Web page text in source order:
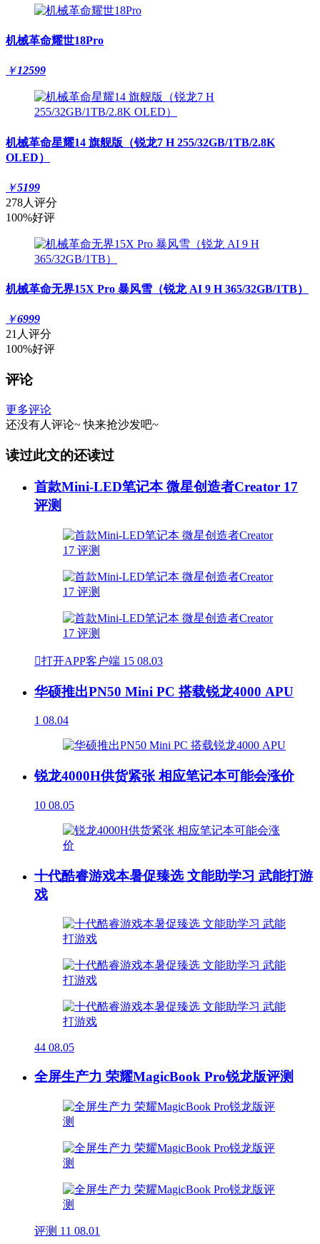
机械革命耀世18Pro
￥12599
机械革命星耀14 旗舰版（锐龙7 H 255/32GB/1TB/2.8K
OLED）
￥5199
278人评分
100%好评
机械革命无界15X Pro 暴风雪（锐龙 AI 9 H 365/32GB/1TB）
￥6999
21人评分
100%好评
评论
更多评论
还没有人评论~ 快来抢沙发吧~
读过此文的还读过
首款Mini-LED笔记本 微星创造者Creator 17
评测
打开APP客户端 15 08.03
华硕推出PN50 Mini PC 搭载锐龙4000 APU
1 08.04
锐龙4000H供货紧张 相应笔记本可能会涨价
10 08.05
十代酷睿游戏本暑促臻选 文能助学习 武能打游
戏
44 08.05
全屏生产力 荣耀MagicBook Pro锐龙版评测
评测 11 08.01